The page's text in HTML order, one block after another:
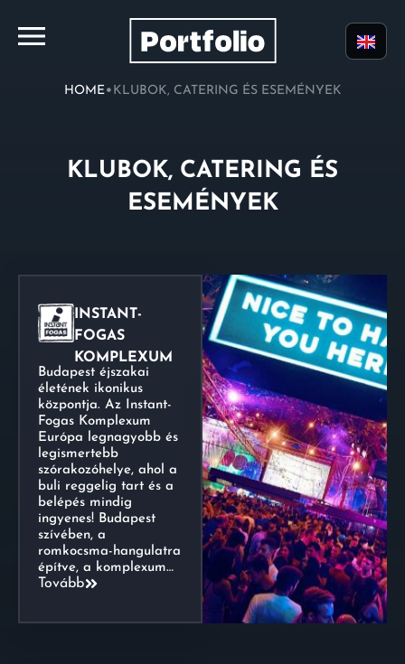
HOME• KLUBOK, CATERING ÉS ESEMÉNYEK
KLUBOK, CATERING ÉS
ESEMÉNYEK
INSTANT-
FOGAS
KOMPLEXUM
Budapest éjszakai
életének ikonikus
központja. Az Instant-
Fogas Komplexum
Európa legnagyobb és
legismertebb
szórakozóhelye, ahol a
buli reggelig tart és a
belépés mindig
ingyenes! Budapest
szívében, a
romkocsma-hangulatra
építve, a komplexum…
Tovább